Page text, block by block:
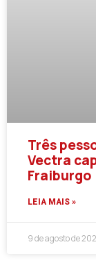
Três
Vectra
Fraiburgo
LEIA MAIS »
9 de agosto de